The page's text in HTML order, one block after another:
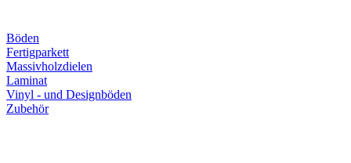
Böden
Fertigparkett
Massivholzdielen
Laminat
Vinyl - und Designböden
Zubehör